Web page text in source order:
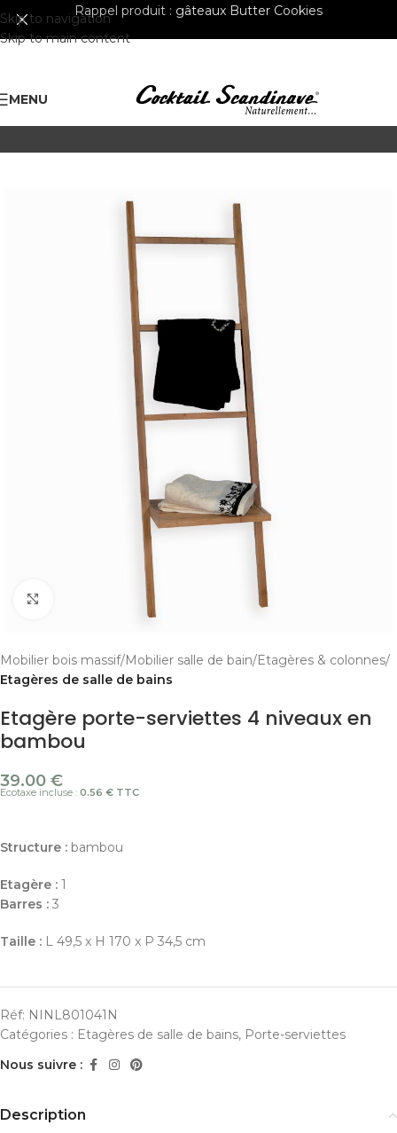
Skip to navigation
Skip to main content
Rappel produit : gâteaux Butter Cookies
MENU
Cliquer pour agrandir
Mobilier bois massif Mobilier salle de bain Etagères & colonnes
Etagères de salle de bains
Etagère porte-serviettes 4 niveaux en
bambou
39.00 €
Ecotaxe incluse : 0.56 € TTC
Structure : bambou
Etagère : 1
Barres : 3
Taille : L 49,5 x H 170 x P 34,5 cm
Réf: NINL801041N
Catégories : Etagères de salle de bains, Porte-serviettes
Nous suivre :
Description